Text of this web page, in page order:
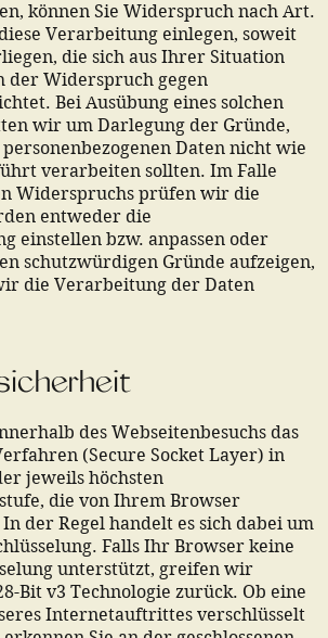
können Sie Widerspruch nach Art.
diese Verarbeitung einlegen, soweit
die sich aus Ihrer Situation
der Widerspruch gegen
Bei Ausübung eines solchen
wir um Darlegung der Gründe,
Daten nicht wie
verarbeiten sollten. Im Falle
Widerspruchs prüfen wir die
entweder die
einstellen bzw. anpassen oder
schutzwürdigen Gründe aufzeigen,
die Verarbeitung der Daten
des Webseitenbesuchs das
(Secure Socket Layer) in
jeweils höchsten
die von Ihrem Browser
der Regel handelt es sich dabei um
Falls Ihr Browser keine
unterstützt, greifen wir
Bit v3 Technologie zurück. Ob eine
Internetauftrittes verschlüsselt